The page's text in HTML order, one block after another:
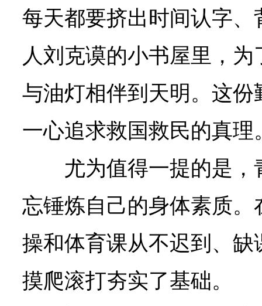
每天都要挤出时间认字
人刘克谟的小书屋里，
与油灯相伴到天明。这
一心追求救国救民的真理
尤为值得一提的是
忘锤炼自己的身体素质
操和体育课从不迟到、
摸爬滚打夯实了基础。